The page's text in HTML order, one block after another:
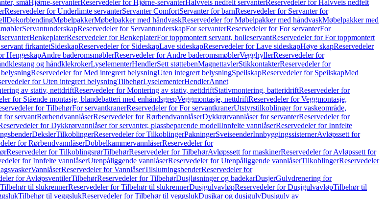
småHjørne-servanterReservedeler for Hjørne-servanterHalvveis nedfelt servanterReservedeler for Halvveis nedfelt
Reservedeler for Underlimte servanterServanter ComfortServanter for barnReservedeler for Servanter for
DekorblendingMøbelpakkerMøbelpakker med håndvaskReservedeler for Møbelpakker med håndvaskMøbelpakker med
ServantunderskapReservedeler for ServantunderskapFor servanterReservedeler for For servanterFor
BenkeplaterReservedeler for BenkeplaterFor toppmontert servant, bolleservantReservedeler for For toppmontert
firkantetSideskapReservedeler for SideskapLave sideskapReservedeler for Lave sideskapHøye skapReservedeler
HengeskapAndre baderomsmøblerReservedeler for Andre baderomsmøblerVegghyllerReservedeler for
og håndklekrokerLyselementerHendlerSett støttebenMagnettavlerStikkontakterReservedeler for
Reservedeler for Med integrert belysningUten integrert belysningSpeilskapReservedeler for SpeilskapMed
for Uten integrert belysningTilbehørLyselementerHendlerAnnet
av stativ, nettdriftReservedeler for Montering av stativ, nettdriftStativmontering, batteridriftReservedeler for
for Stående montasje, blandebatteri med enhåndsgrepVeggmontasje, nettdriftReservedeler for Veggmontasje,
for TilbehørFor servantkranerReservedeler for For servantkranerUtstyrstilkoblinger for vaskeområde,
for servantRørbendvannlåserReservedeler for RørbendvannlåserDykkrørvannlåser for servanterReservedeler for
for Dykkrørvannlåser for servanter, plassbeparende modellInnfelte vannlåserReservedeler for Innfelte
DekslerTilkoblingerReservedeler for TilkoblingerPakningerSveiseenderInnbyggingssisternerAvløpssett for
for RørbendvannlåserDobbelkammervannlåserReservedeler for
Reservedeler for TilkoblingsrørTilbehørReservedeler for TilbehørAvløpssett for maskinerReservedeler for Avløpssett for
for Innfelte vannlåserUtenpåliggende vannlåserReservedeler for Utenpåliggende vannlåserTilkoblingerReservedeler
VannlåserReservedeler for VannlåserTilslutningsbenderReservedeler for
for AvløpsventilerTilbehørReservedeler for TilbehørDusjløsninger og badekarDusjerGulvdrenering for
Tilbehør til slukrennerReservedeler for Tilbehør til slukrennerDusjgulvavløpReservedeler for DusjgulvavløpTilbehør til
Tilbehør til veggslukReservedeler for Tilbehør til veggslukDusjkar og dusjgulvDusjgulv av